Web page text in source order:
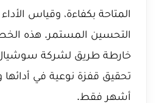
المتاحة بكفاءة، وقياس
التحسين المستمر. هذه
خارطة طريق لشركة
تحقيق قفزة نوعية في أدائها
أشهر فقط.